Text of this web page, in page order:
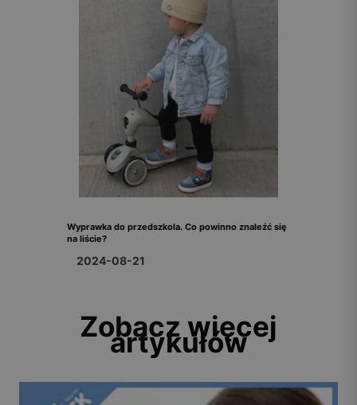
Wyprawka do przedszkola. Co powinno znaleźć się
na liście?
2024-08-21
Zobacz więcej
artykułów